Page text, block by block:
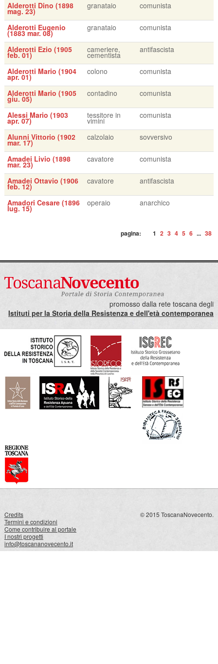
Alderotti Dino (1898
mag. 23)
granataio comunista
Alderotti Eugenio
(1883 mar. 08)
granataio comunista
Alderotti Ezio (1905
feb. 01)
cameriere,
cementista
antifascista
Alderotti Mario (1904
apr. 01)
colono comunista
Alderotti Mario (1905
giu. 05)
contadino comunista
Alessi Mario (1903
apr. 07)
tessitore in
vimini
comunista
Alunni Vittorio (1902
mar. 17)
calzolaio sovversivo
Amadei Livio (1898
mar. 23)
cavatore comunista
Amadei Ottavio (1906
feb. 12)
cavatore antifascista
Amadori Cesare (1896
lug. 15)
operaio anarchico
pagina: 1 2 3 4 5 6 ... 38
promosso dalla rete toscana degli
Istituti per la Storia della Resistenza e dell'età contemporanea
Credits
Termini e condizioni
Come contribuire al portale
I nostri progetti
info@toscananovecento.it
© 2015 ToscanaNovecento.